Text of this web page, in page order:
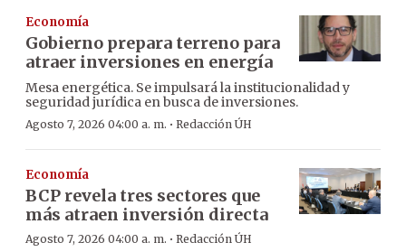
Economía
Gobierno prepara terreno para
atraer inversiones en energía
Mesa energética. Se impulsará la institucionalidad y
seguridad jurídica en busca de inversiones.
Agosto 7, 2026 04:00 a. m. · Redacción ÚH
Economía
BCP revela tres sectores que
más atraen inversión directa
Agosto 7, 2026 04:00 a. m. · Redacción ÚH